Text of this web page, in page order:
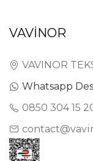
VAVİNOR
VAVINOR
Whatsapp
0850 304 15